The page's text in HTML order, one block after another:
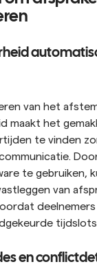
van het
maakt het
te vinden
te gebruiken,
van
deelnemers
en